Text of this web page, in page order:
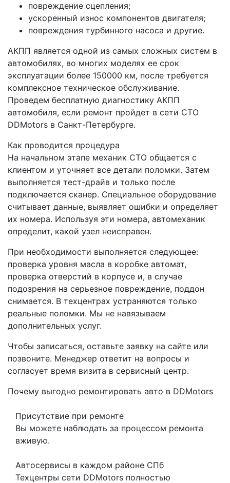
повреждение сцепления;
ускоренный износ компонентов двигателя;
повреждения турбинного насоса и другие.
АКПП является одной из самых сложных систем в
автомобилях, во многих моделях ее срок
эксплуатации более 150000 км, после требуется
комплексное техническое обслуживание.
Проведем бесплатную диагностику АКПП
автомобиля, если ремонт пройдет в сети СТО
DDMotors в Санкт-Петербурге.
Как проводится процедура
На начальном этапе механик СТО общается с
клиентом и уточняет все детали поломки. Затем
выполняется тест-драйв и только после
подключается сканер. Специальное оборудование
считывает данные, выявляет ошибки и определяет
их номера. Используя эти номера, автомеханик
определит, какой узел неисправен.
При необходимости выполняется следующее:
проверка уровня масла в коробке автомат,
проверка отверстий в корпусе и, в случае
подозрения на серьезное повреждение, поддон
снимается. В техцентрах устраняются только
реальные поломки. Мы не навязываем
дополнительных услуг.
Чтобы записаться, оставьте заявку на сайте или
позвоните. Менеджер ответит на вопросы и
согласует время визита в сервисный центр.
Почему выгодно ремонтировать авто в DDMotors
Присутствие при ремонте
Вы можете наблюдать за процессом ремонта
вживую.
Автосервисы в каждом районе СПб
Техцентры сети DDMotors полностью